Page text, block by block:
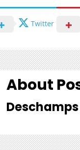
Twitter
About
Deschamps